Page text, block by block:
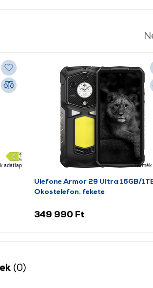
adatlap
Ulefone Armor 29 Ultra 16GB/
Okostelefon, fekete
349 990 Ft
(0)